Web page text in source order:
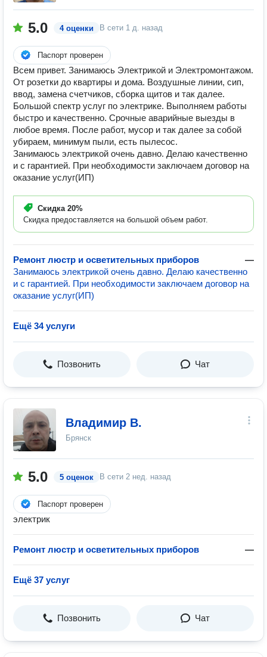
5.0 4 оценки В сети 1 д. назад
Паспорт проверен
Всем привет. Занимаюсь Электрикой и Электромонтажом.
От розетки до квартиры и дома. Воздушные линии, сип,
ввод, замена счетчиков, сборка щитов и так далее.
Большой спектр услуг по электрике. Выполняем работы
быстро и качественно. Срочные аварийные выезды в
любое время. После работ, мусор и так далее за собой
убираем, минимум пыли, есть пылесос.
Занимаюсь электрикой очень давно. Делаю качественно
и с гарантией. При необходимости заключаем договор на
оказание услуг(ИП)
Скидка 20%
Скидка предоставляется на большой объем работ.
Ремонт люстр и осветительных приборов
—
Занимаюсь электрикой очень давно. Делаю качественно
и с гарантией. При необходимости заключаем договор на
оказание услуг(ИП)
Ещё 34 услуги
Позвонить Чат
Владимир В.
Брянск
5.0 5 оценок В сети 2 нед. назад
Паспорт проверен
электрик
Ремонт люстр и осветительных приборов —
Ещё 37 услуг
Позвонить Чат